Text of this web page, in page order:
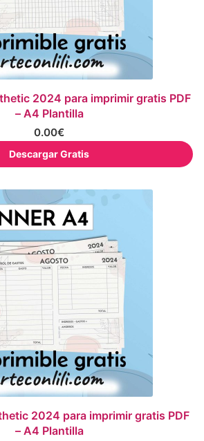
2024 para imprimir gratis PDF
– A4 Plantilla
0.00€
Descargar Gratis
2024 para imprimir gratis PDF
– A4 Plantilla